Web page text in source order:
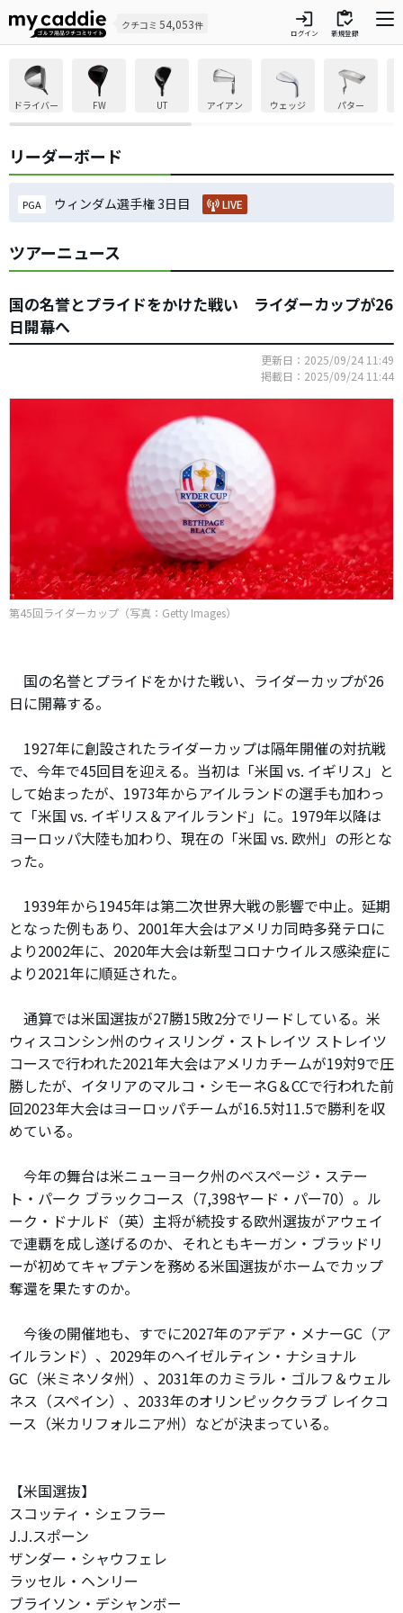
クチコミ 54,053件 login
ログイン
inventory
新規登録
ドライバー FW UT アイアン ウェッジ パター
リーダーボード
PGA ウィンダム選手権 3日目 LIVE
ツアーニュース
国の名誉とプライドをかけた戦い ライダーカップが26
日開幕へ
更新日：2025/09/24 11:49
掲載日：2025/09/24 11:44
第45回ライダーカップ（写真：Getty Images）
国の名誉とプライドをかけた戦い、ライダーカップが26
日に開幕する。
1927年に創設されたライダーカップは隔年開催の対抗戦
で、今年で45回目を迎える。当初は「米国 vs. イギリス」と
して始まったが、1973年からアイルランドの選手も加わっ
て「米国 vs. イギリス＆アイルランド」に。1979年以降は
ヨーロッパ大陸も加わり、現在の「米国 vs. 欧州」の形とな
った。
1939年から1945年は第二次世界大戦の影響で中止。延期
となった例もあり、2001年大会はアメリカ同時多発テロに
より2002年に、2020年大会は新型コロナウイルス感染症に
より2021年に順延された。
通算では米国選抜が27勝15敗2分でリードしている。米
ウィスコンシン州のウィスリング・ストレイツ ストレイツ
コースで行われた2021年大会はアメリカチームが19対9で圧
勝したが、イタリアのマルコ・シモーネG＆CCで行われた前
回2023年大会はヨーロッパチームが16.5対11.5で勝利を収
めている。
今年の舞台は米ニューヨーク州のベスページ・ステー
ト・パーク ブラックコース（7,398ヤード・パー70）。ル
ーク・ドナルド（英）主将が続投する欧州選抜がアウェイ
で連覇を成し遂げるのか、それともキーガン・ブラッドリ
ーが初めてキャプテンを務める米国選抜がホームでカップ
奪還を果たすのか。
今後の開催地も、すでに2027年のアデア・メナーGC（ア
イルランド）、2029年のヘイゼルティン・ナショナル
GC（米ミネソタ州）、2031年のカミラル・ゴルフ＆ウェル
ネス（スペイン）、2033年のオリンピッククラブ レイクコ
ース（米カリフォルニア州）などが決まっている。
【米国選抜】
スコッティ・シェフラー
J.J.スポーン
ザンダー・シャウフェレ
ラッセル・ヘンリー
ブライソン・デシャンボー